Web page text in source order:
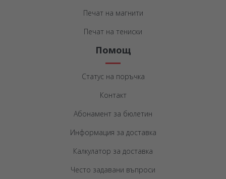
Печат на магнити
Печат на тениски
Помощ
Статус на поръчка
Контакт
Абонамент за бюлетин
Информация за доставка
Калкулатор за доставка
Често задавани въпроси